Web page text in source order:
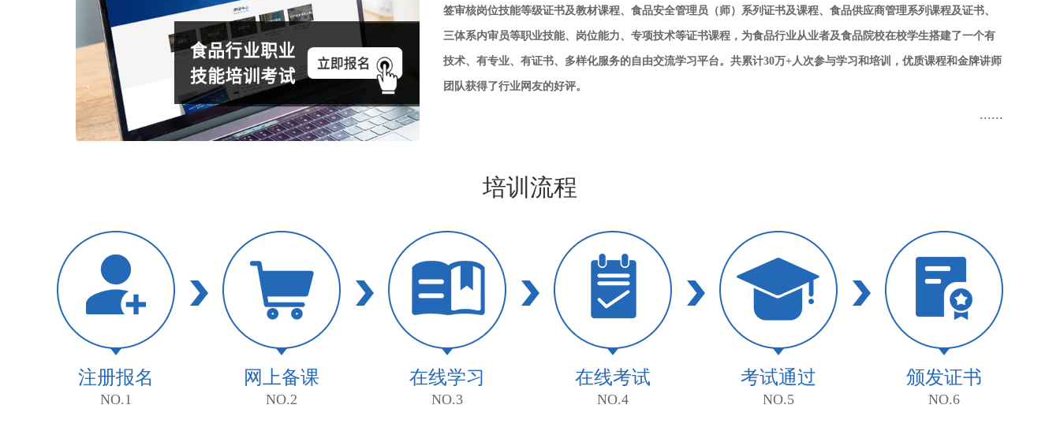
签审核岗位技能等级证书及教材课程、食品安全管理员（师）系列证书及课程、食品供应商管理系列课程及证书、
三体系内审员等职业技能、岗位能力、专项技术等证书课程，为食品行业从业者及食品院校在校学生搭建了一个有
技术、有专业、有证书、多样化服务的自由交流学习平台。共累计30万+人次参与学习和培训，优质课程和金牌讲师
团队获得了行业网友的好评。
培训流程
注册报名
NO.1
网上备课
NO.2
在线学习
NO.3
在线考试
NO.4
考试通过
NO.5
颁发证书
NO.6